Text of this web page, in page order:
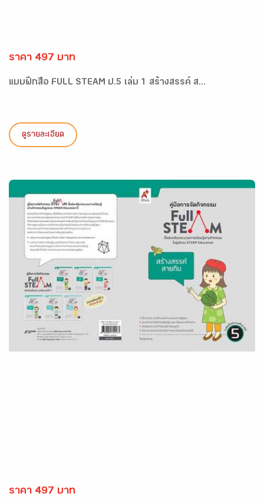
ราคา 497 บาท
แบบฝึกสื่อ FULL STEAM ป.5 เล่ม 1 สร้างสรรค์ ส...
ดูรายละเอียด
ราคา 497 บาท